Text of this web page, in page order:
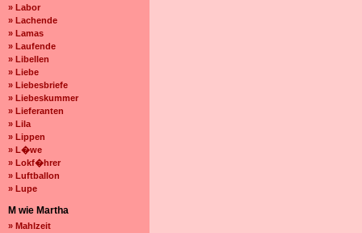
» Labor
» Lachende
» Lamas
» Laufende
» Libellen
» Liebe
» Liebesbriefe
» Liebeskummer
» Lieferanten
» Lila
» Lippen
» L�we
» Lokf�hrer
» Luftballon
» Lupe
M wie Martha
» Mahlzeit